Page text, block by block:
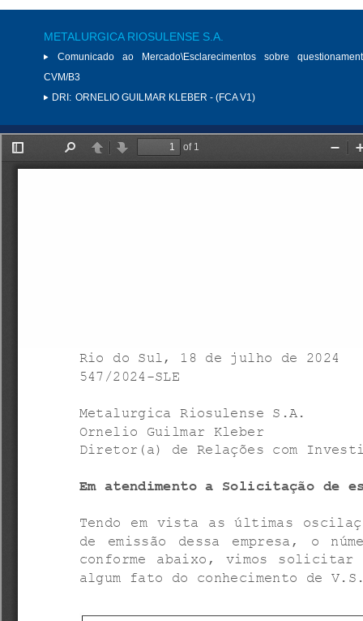
METALURGICA RIOSULENSE S.A.
Comunicado ao Mercado\Esclarecimentos sobre
CVM/B3
DRI: ORNELIO GUILMAR KLEBER - (FCA V1)